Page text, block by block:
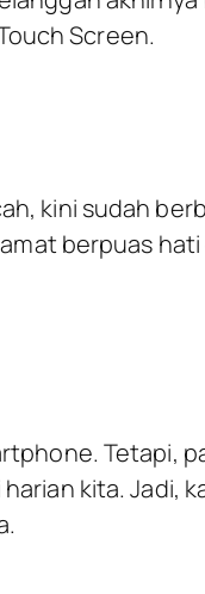
Screen.
kini sudah
berpuas
Tetapi,
kita. Jadi,